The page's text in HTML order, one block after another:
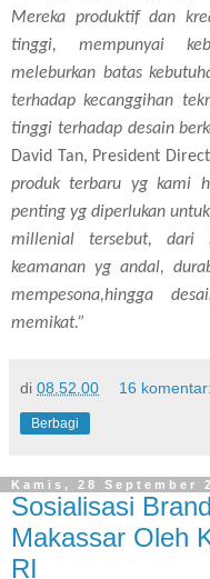
Mereka produktif dan
tinggi, mempunyai
meleburkan batas
terhadap kecanggihan
tinggi terhadap desain
David Tan, President
produk terbaru yg kami
penting yg diperlukan
millenial tersebut, dari
keamanan yg andal,
mempesona,hingga
memikat.”
di 08.52.00 16 komentar:
Berbagi
Kamis, 28 September
Sosialisasi
Makassar Oleh
RI